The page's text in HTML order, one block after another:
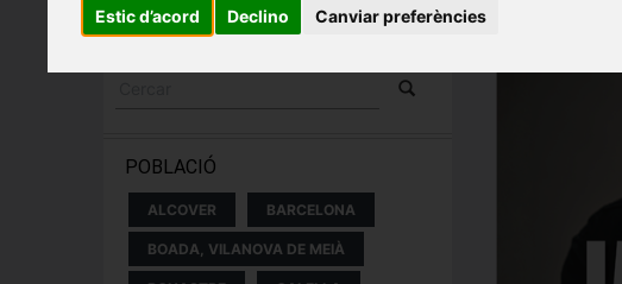
Estic d’acord Declino Canviar preferències
POBLACIÓ
ALCOVER BARCELONA
BOADA, VILANOVA DE MEIÀ